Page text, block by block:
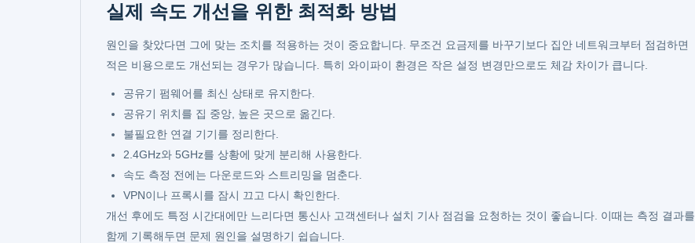
실제 속도 개선을 위한 최적화 방법
원인을 찾았다면 그에 맞는 조치를 적용하는 것이 중요합니다. 무조건 요금제를 바꾸기보다 집안 네트워크부터 점검하면
적은 비용으로도 개선되는 경우가 많습니다. 특히 와이파이 환경은 작은 설정 변경만으로도 체감 차이가 큽니다.
공유기 펌웨어를 최신 상태로 유지한다.
공유기 위치를 집 중앙, 높은 곳으로 옮긴다.
불필요한 연결 기기를 정리한다.
2.4GHz와 5GHz를 상황에 맞게 분리해 사용한다.
속도 측정 전에는 다운로드와 스트리밍을 멈춘다.
VPN이나 프록시를 잠시 끄고 다시 확인한다.
개선 후에도 특정 시간대에만 느리다면 통신사 고객센터나 설치 기사 점검을 요청하는 것이 좋습니다. 이때는 측정 결과를
함께 기록해두면 문제 원인을 설명하기 쉽습니다.